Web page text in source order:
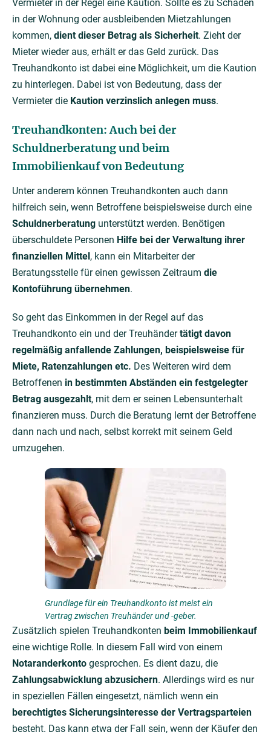
Vermieter in der Regel eine Kaution. Sollte es zu Schäden
in der Wohnung oder ausbleibenden Mietzahlungen
kommen, dient dieser Betrag als Sicherheit. Zieht der
Mieter wieder aus, erhält er das Geld zurück. Das
Treuhandkonto ist dabei eine Möglichkeit, um die Kaution
zu hinterlegen. Dabei ist von Bedeutung, dass der
Vermieter die Kaution verzinslich anlegen muss.
Treuhandkonten: Auch bei der
Schuldnerberatung und beim
Immobilienkauf von Bedeutung
Unter anderem können Treuhandkonten auch dann
hilfreich sein, wenn Betroffene beispielsweise durch eine
Schuldnerberatung unterstützt werden. Benötigen
überschuldete Personen Hilfe bei der Verwaltung ihrer
finanziellen Mittel, kann ein Mitarbeiter der
Beratungsstelle für einen gewissen Zeitraum die
Kontoführung übernehmen.
So geht das Einkommen in der Regel auf das
Treuhandkonto ein und der Treuhändertätigt davon
regelmäßig anfallende Zahlungen, beispielsweise für
Miete, Ratenzahlungen etc. Des Weiteren wird dem
Betroffenen in bestimmten Abständen ein festgelegter
Betrag ausgezahlt, mit dem er seinen Lebensunterhalt
finanzieren muss. Durch die Beratung lernt der Betroffene
dann nach und nach, selbst korrekt mit seinem Geld
umzugehen.
Grundlage für ein Treuhandkonto ist meist ein
Vertrag zwischen Treuhänder und -geber.
Zusätzlich spielen Treuhandkonten beim Immobilienkauf
eine wichtige Rolle. In diesem Fall wird von einem
Notaranderkonto gesprochen. Es dient dazu, die
Zahlungsabwicklung abzusichern. Allerdings wird es nur
in speziellen Fällen eingesetzt, nämlich wenn ein
berechtigtes Sicherungsinteresse der Vertragsparteien
besteht. Das kann etwa der Fall sein, wenn der Käufer den